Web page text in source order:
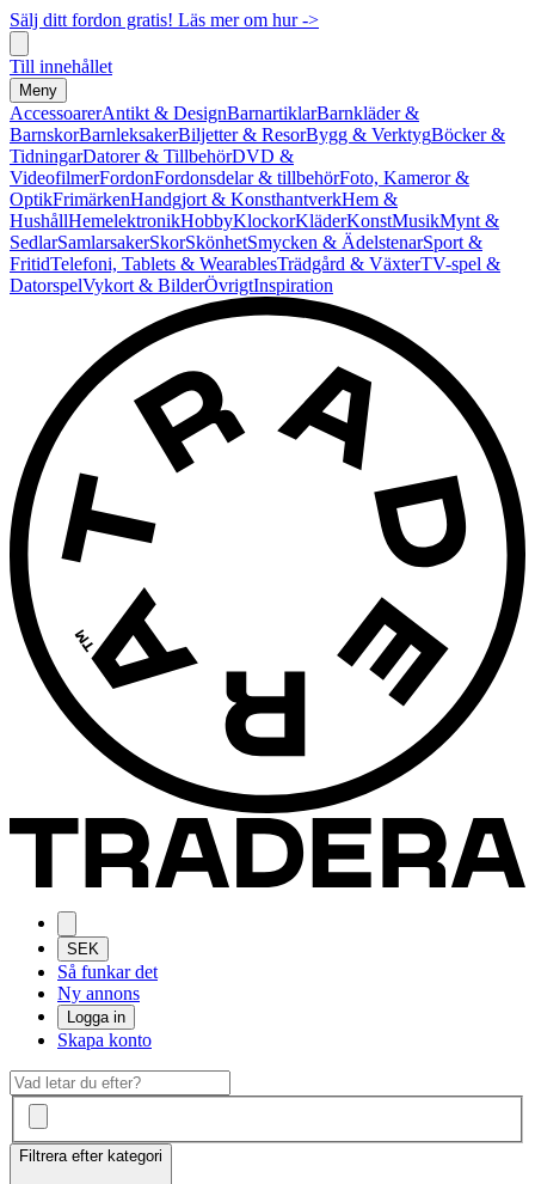
Sälj ditt fordon gratis! Läs mer om hur ->
Till innehållet
Meny
AccessoarerAntikt & DesignBarnartiklarBarnkläder &
BarnskorBarnleksakerBiljetter & ResorBygg & VerktygBöcker &
TidningarDatorer & TillbehörDVD &
VideofilmerFordonFordonsdelar & tillbehörFoto, Kameror &
OptikFrimärkenHandgjort & KonsthantverkHem &
HushållHemelektronikHobbyKlockorKläderKonstMusikMynt &
SedlarSamlarsakerSkorSkönhetSmycken & ÄdelstenarSport &
FritidTelefoni, Tablets & WearablesTrädgård & VäxterTV-spel &
DatorspelVykort & BilderÖvrigtInspiration
SEK
Så funkar det
Ny annons
Logga in
Skapa konto
Filtrera efter kategori